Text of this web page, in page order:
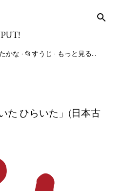
ン コンテンツに移動
かな 📂すうじ もっと見る…
た ひらいた」(日本古